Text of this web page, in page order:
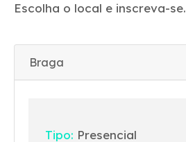
Escolha o local e inscreva-se.
Braga
Tipo: Presencial